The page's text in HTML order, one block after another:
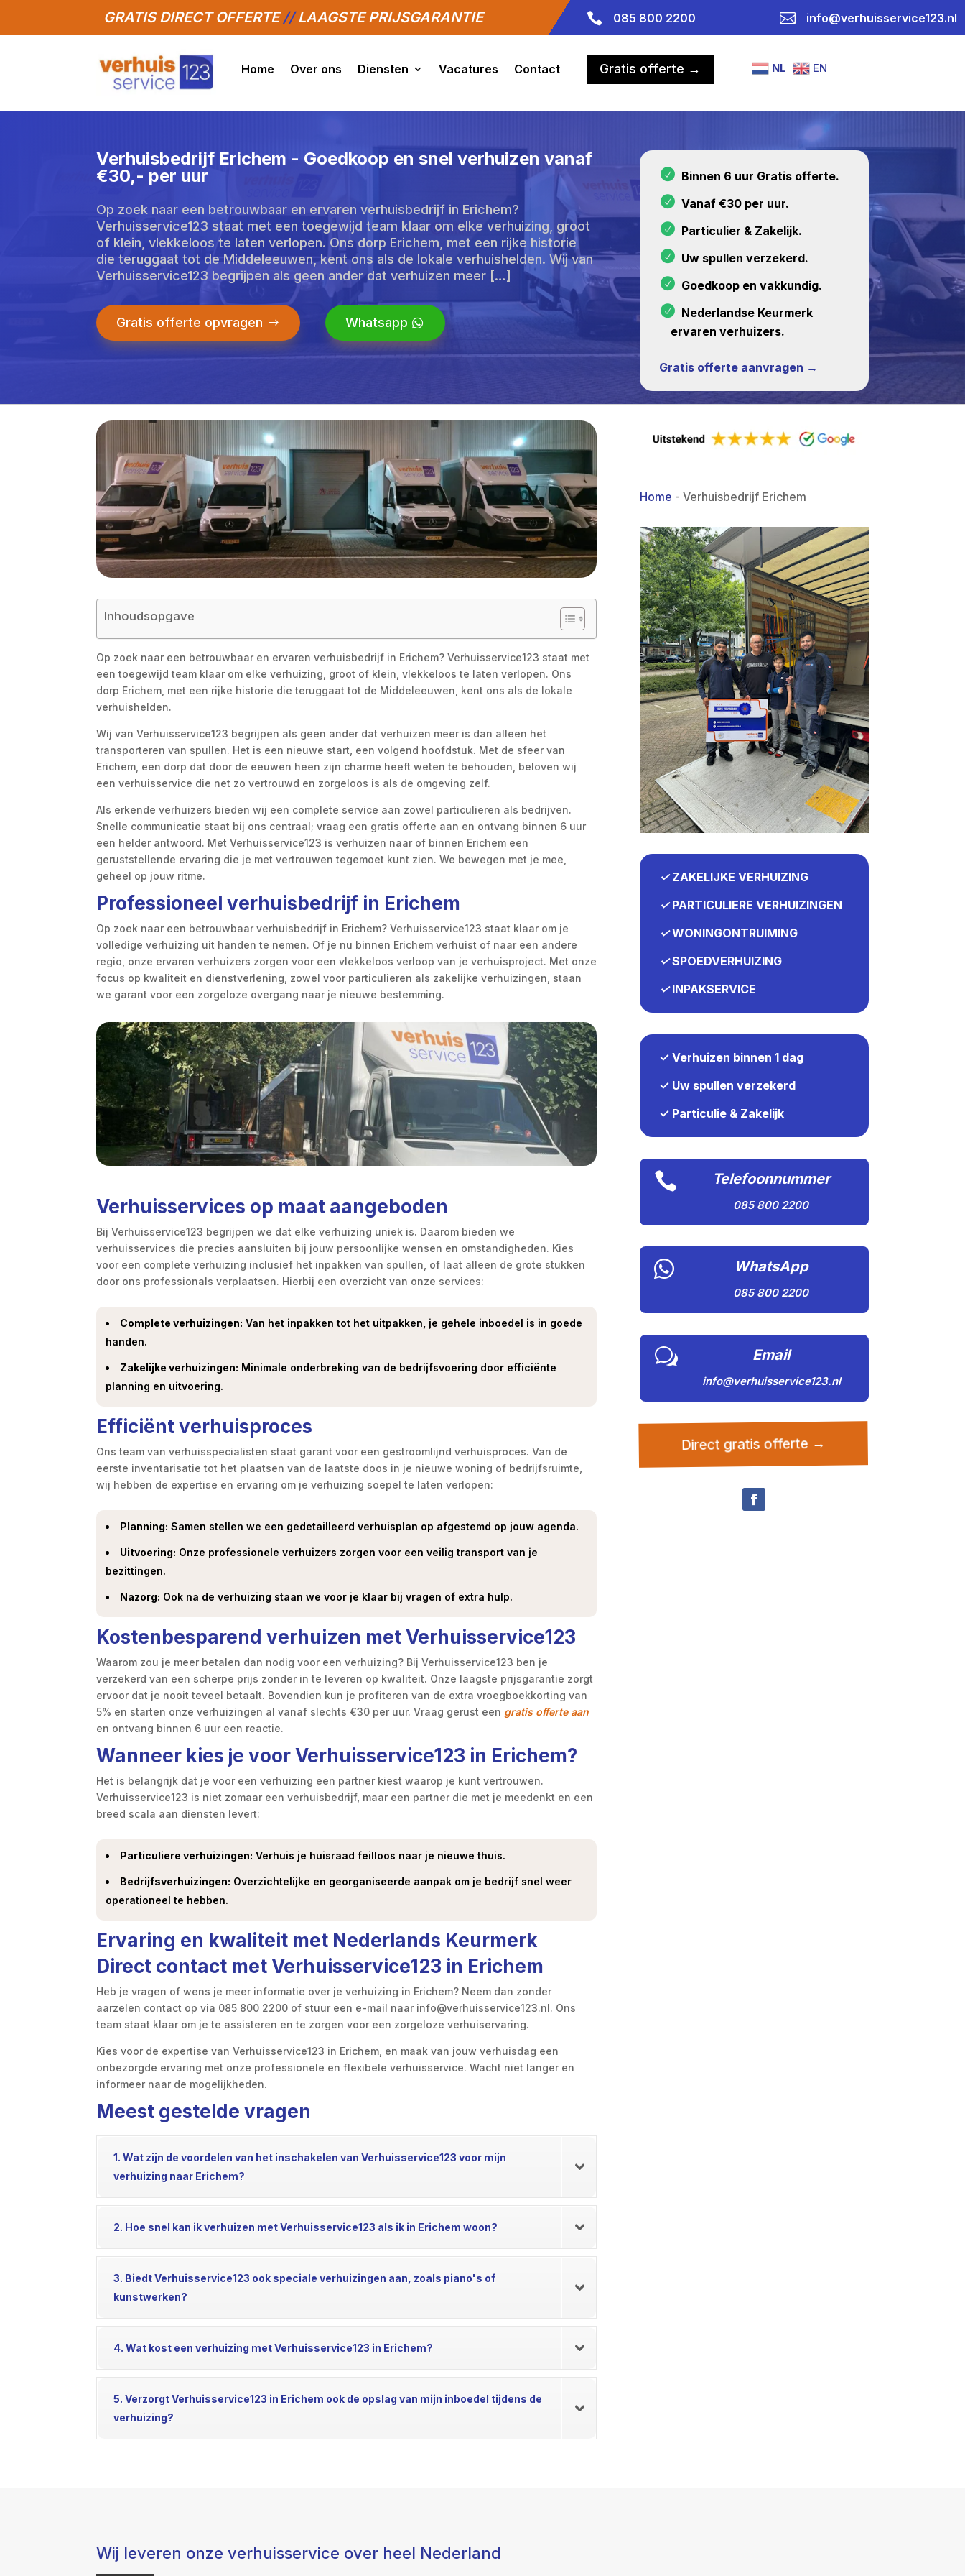
GRATIS DIRECT OFFERTE//LAAGSTE PRIJSGARANTIE  085 800 2200  info@verhuisservice123.nl
Home Over ons Diensten Vacatures Contact Gratis offerte → NL EN
Verhuisbedrijf Erichem - Goedkoop en snel verhuizen vanaf
€30,- per uur
Op zoek naar een betrouwbaar en ervaren verhuisbedrijf in Erichem?
Verhuisservice123 staat met een toegewijd team klaar om elke verhuizing, groot
of klein, vlekkeloos te laten verlopen. Ons dorp Erichem, met een rijke historie
die teruggaat tot de Middeleeuwen, kent ons als de lokale verhuishelden. Wij van
Verhuisservice123 begrijpen als geen ander dat verhuizen meer […]
Gratis offerte opvragen Whatsapp
Binnen 6 uur Gratis offerte.
Vanaf €30 per uur.
Particulier & Zakelijk.
Uw spullen verzekerd.
Goedkoop en vakkundig.
Nederlandse Keurmerk
ervaren verhuizers.
Gratis offerte aanvragen →
Inhoudsopgave
Op zoek naar een betrouwbaar en ervaren verhuisbedrijf in Erichem? Verhuisservice123 staat met
een toegewijd team klaar om elke verhuizing, groot of klein, vlekkeloos te laten verlopen. Ons
dorp Erichem, met een rijke historie die teruggaat tot de Middeleeuwen, kent ons als de lokale
verhuishelden.
Wij van Verhuisservice123 begrijpen als geen ander dat verhuizen meer is dan alleen het
transporteren van spullen. Het is een nieuwe start, een volgend hoofdstuk. Met de sfeer van
Erichem, een dorp dat door de eeuwen heen zijn charme heeft weten te behouden, beloven wij
een verhuisservice die net zo vertrouwd en zorgeloos is als de omgeving zelf.
Als erkende verhuizers bieden wij een complete service aan zowel particulieren als bedrijven.
Snelle communicatie staat bij ons centraal; vraag een gratis offerte aan en ontvang binnen 6 uur
een helder antwoord. Met Verhuisservice123 is verhuizen naar of binnen Erichem een
geruststellende ervaring die je met vertrouwen tegemoet kunt zien. We bewegen met je mee,
geheel op jouw ritme.
Professioneel verhuisbedrijf in Erichem
Op zoek naar een betrouwbaar verhuisbedrijf in Erichem? Verhuisservice123 staat klaar om je
volledige verhuizing uit handen te nemen. Of je nu binnen Erichem verhuist of naar een andere
regio, onze ervaren verhuizers zorgen voor een vlekkeloos verloop van je verhuisproject. Met onze
focus op kwaliteit en dienstverlening, zowel voor particulieren als zakelijke verhuizingen, staan
we garant voor een zorgeloze overgang naar je nieuwe bestemming.
Verhuisservices op maat aangeboden
Bij Verhuisservice123 begrijpen we dat elke verhuizing uniek is. Daarom bieden we
verhuisservices die precies aansluiten bij jouw persoonlijke wensen en omstandigheden. Kies
voor een complete verhuizing inclusief het inpakken van spullen, of laat alleen de grote stukken
door ons professionals verplaatsen. Hierbij een overzicht van onze services:
Complete verhuizingen: Van het inpakken tot het uitpakken, je gehele inboedel is in goede
handen.
Zakelijke verhuizingen: Minimale onderbreking van de bedrijfsvoering door efficiënte
planning en uitvoering.
Efficiënt verhuisproces
Ons team van verhuisspecialisten staat garant voor een gestroomlijnd verhuisproces. Van de
eerste inventarisatie tot het plaatsen van de laatste doos in je nieuwe woning of bedrijfsruimte,
wij hebben de expertise en ervaring om je verhuizing soepel te laten verlopen:
Planning: Samen stellen we een gedetailleerd verhuisplan op afgestemd op jouw agenda.
Uitvoering: Onze professionele verhuizers zorgen voor een veilig transport van je
bezittingen.
Nazorg: Ook na de verhuizing staan we voor je klaar bij vragen of extra hulp.
Kostenbesparend verhuizen met Verhuisservice123
Waarom zou je meer betalen dan nodig voor een verhuizing? Bij Verhuisservice123 ben je
verzekerd van een scherpe prijs zonder in te leveren op kwaliteit. Onze laagste prijsgarantie zorgt
ervoor dat je nooit teveel betaalt. Bovendien kun je profiteren van de extra vroegboekkorting van
5% en starten onze verhuizingen al vanaf slechts €30 per uur. Vraag gerust een gratis offerte aan
en ontvang binnen 6 uur een reactie.
Wanneer kies je voor Verhuisservice123 in Erichem?
Het is belangrijk dat je voor een verhuizing een partner kiest waarop je kunt vertrouwen.
Verhuisservice123 is niet zomaar een verhuisbedrijf, maar een partner die met je meedenkt en een
breed scala aan diensten levert:
Particuliere verhuizingen: Verhuis je huisraad feilloos naar je nieuwe thuis.
Bedrijfsverhuizingen: Overzichtelijke en georganiseerde aanpak om je bedrijf snel weer
operationeel te hebben.
Ervaring en kwaliteit met Nederlands Keurmerk
Direct contact met Verhuisservice123 in Erichem
Heb je vragen of wens je meer informatie over je verhuizing in Erichem? Neem dan zonder
aarzelen contact op via 085 800 2200 of stuur een e-mail naar info@verhuisservice123.nl. Ons
team staat klaar om je te assisteren en te zorgen voor een zorgeloze verhuiservaring.
Kies voor de expertise van Verhuisservice123 in Erichem, en maak van jouw verhuisdag een
onbezorgde ervaring met onze professionele en flexibele verhuisservice. Wacht niet langer en
informeer naar de mogelijkheden.
Meest gestelde vragen
1. Wat zijn de voordelen van het inschakelen van Verhuisservice123 voor mijn
verhuizing naar Erichem?
2. Hoe snel kan ik verhuizen met Verhuisservice123 als ik in Erichem woon?
3. Biedt Verhuisservice123 ook speciale verhuizingen aan, zoals piano's of
kunstwerken?
4. Wat kost een verhuizing met Verhuisservice123 in Erichem?
5. Verzorgt Verhuisservice123 in Erichem ook de opslag van mijn inboedel tijdens de
verhuizing?
Home - Verhuisbedrijf Erichem
✓ZAKELIJKE VERHUIZING
✓PARTICULIERE VERHUIZINGEN
✓WONINGONTRUIMING
✓SPOEDVERHUIZING
✓INPAKSERVICE
✓ Verhuizen binnen 1 dag
✓ Uw spullen verzekerd
✓ Particulie & Zakelijk
 Telefoonnummer
085 800 2200
 WhatsApp
085 800 2200
w Email
info@verhuisservice123.nl
Direct gratis offerte →
Wij leveren onze verhuisservice over heel Nederland